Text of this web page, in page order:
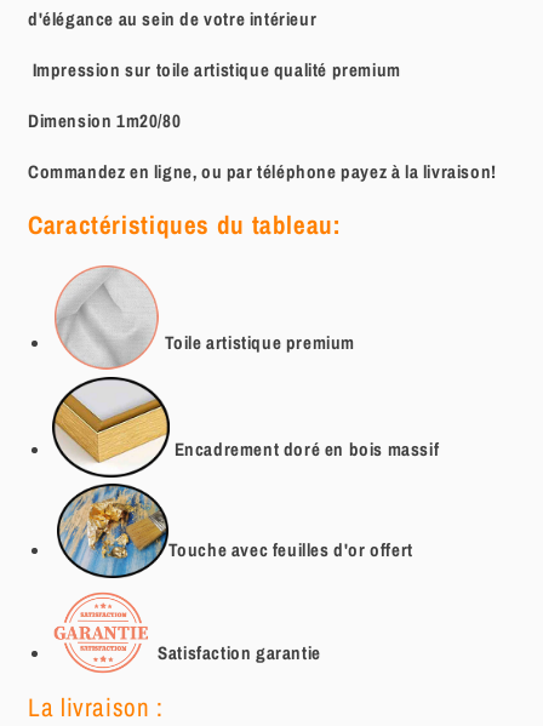
d'élégance au sein de votre intérieur
Impression sur toile artistique qualité premium
Dimension 1m20/80
Commandez en ligne, ou par téléphone payez à la livraison!
Caractéristiques du tableau:
Toile artistiquepremium
Encadrement doré en bois massif
Touche avec feuilles d'or offert
Satisfaction garantie
La livraison :